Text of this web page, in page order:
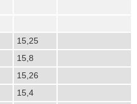
15,25
15,8
15,26
15,4